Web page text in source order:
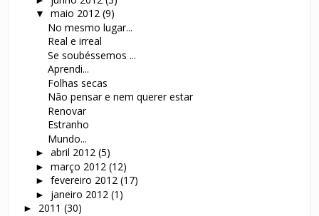
▼ maio 2012 (9)
No mesmo lugar...
Real e irreal
Se soubéssemos ...
Aprendi...
Folhas secas
Não pensar e nem querer estar
Renovar
Estranho
Mundo...
► abril 2012 (5)
► março 2012 (12)
► fevereiro 2012 (17)
► janeiro 2012 (1)
► 2011(30)